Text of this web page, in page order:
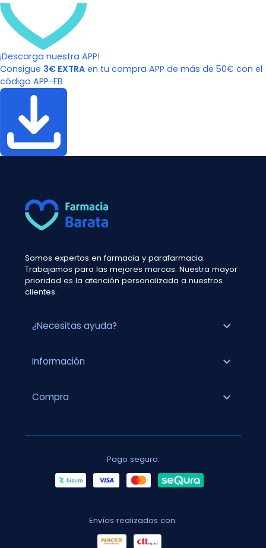
¡Descarga nuestra APP!
Consigue 3€ EXTRA en tu compra APP de más de 50€ con el
código APP-FB
Somos expertos en farmacia y parafarmacia.
Trabajamos para las mejores marcas. Nuestra mayor
prioridad es la atención personalizada a nuestros
clientes.
¿Necesitas ayuda? expand_more
Información expand_more
Compra expand_more
Pago seguro:
Envíos realizados con: